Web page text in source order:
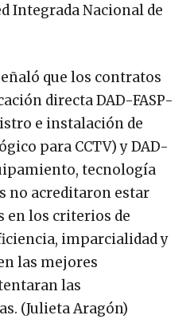
Integrada Nacional de
que los contratos
directa DAD-FASP-
e instalación de
para CCTV) y DAD-
tecnología
no acreditaron estar
en los criterios de
imparcialidad y
las mejores
las
(Julieta Aragón)